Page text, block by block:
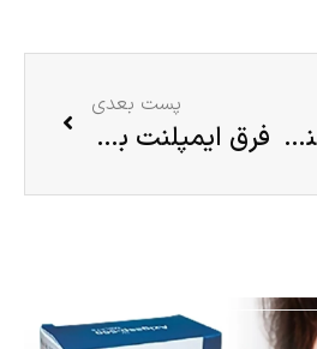
بهترین ایمپلنت کار در تهران کدام دندانپزشک است؟
پست بعدی
فرق ایمپلنت با کامپوزیت چیست؟